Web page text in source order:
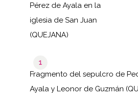
Pérez de Ayala en la
iglesia de San Juan
(QUEJANA)
1
Fragmento del sepulcro de
Ayala y